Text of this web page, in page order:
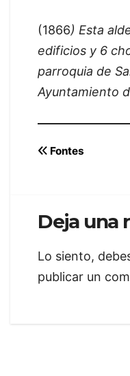
(1866) Esta
edificios y 6
parroquia de
Ayuntamiento
entradas
Fontes
Deja una
Lo siento,
publicar un